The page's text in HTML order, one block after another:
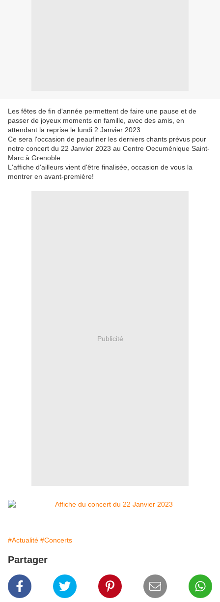
Les fêtes de fin d'année permettent de faire une pause et de
passer de joyeux moments en famille, avec des amis, en
attendant la reprise le lundi 2 Janvier 2023
Ce sera l'occasion de peaufiner les derniers chants prévus pour
notre concert du 22 Janvier 2023 au Centre Oecuménique Saint-
Marc à Grenoble
L'affiche d'ailleurs vient d'être finalisée, occasion de vous la
montrer en avant-première!
Publicité
#Actualité #Concerts
Partager